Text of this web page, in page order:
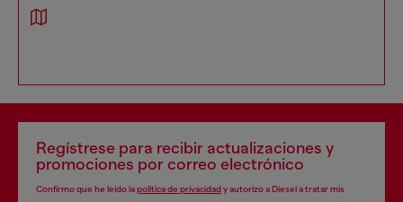
Regístrese para recibir actualizaciones y
promociones por correo electrónico
Confirmo que he leído lapolítica de privacidady autorizo a Diesel a tratar mis